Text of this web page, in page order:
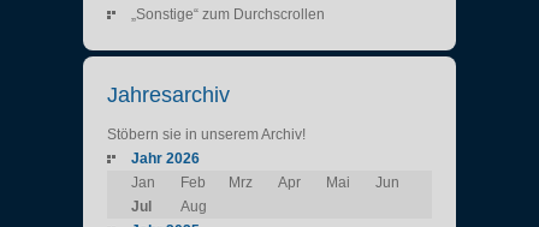
„Sonstige“ zum Durchscrollen
Jahresarchiv
Stöbern sie in unserem Archiv!
Jahr 2026
Jan
Feb Mrz Apr Mai
Jun
Jul
Aug